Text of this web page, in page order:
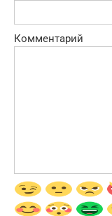
Комментарий